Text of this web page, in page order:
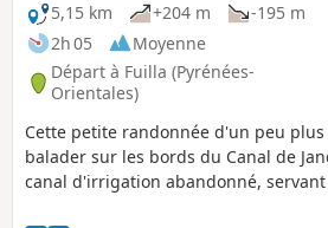
5,15 km
+204 m
-195 m
2h 05
Moyenne
Départ à Fuilla (Pyrénées-
Orientales)
Cette petite randonnée d'un peu
balader sur les bords du Canal de
canal d'irrigation abandonné,